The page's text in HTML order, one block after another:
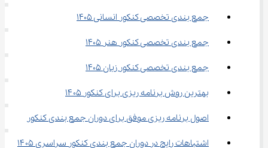
جمع بندی تخصصی کنکور انسانی 1405
جمع بندی تخصصی کنکور هنر 1405
جمع بندی تخصصی کنکور زبان 1405
بهترین روش برنامه ریزی برای کنکور ۱۴۰۵
اصول برنامه ریزی موفق برای دوران جمع بندی کنکور
اشتباهات رایج در دوران جمع بندی کنکور سراسری ۱۴۰۵